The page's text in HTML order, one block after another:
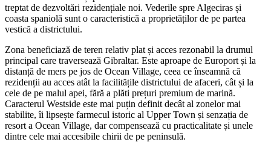
treptat de dezvoltări rezidențiale noi. Vederile spre Algeciras și
coasta spaniolă sunt o caracteristică a proprietăților de pe partea
vestică a districtului.
Zona beneficiază de teren relativ plat și acces rezonabil la drumul
principal care traversează Gibraltar. Este aproape de Europort și la
distanță de mers pe jos de Ocean Village, ceea ce înseamnă că
rezidenții au acces atât la facilitățile districtului de afaceri, cât și la
cele de pe malul apei, fără a plăti prețuri premium de marină.
Caracterul Westside este mai puțin definit decât al zonelor mai
stabilite, îi lipsește farmecul istoric al Upper Town și senzația de
resort a Ocean Village, dar compensează cu practicalitate și unele
dintre cele mai accesibile chirii de pe peninsulă.